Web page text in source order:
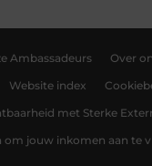
Ambassadeurs Over
Website index
met Sterke
om jouw inkomen aan te